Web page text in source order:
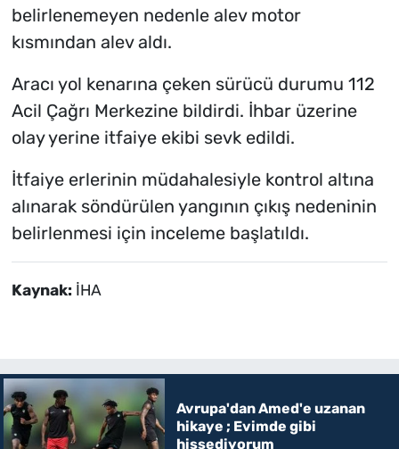
belirlenemeyen nedenle alev motor
kısmından alev aldı.
Aracı yol kenarına çeken sürücü durumu 112
Acil Çağrı Merkezine bildirdi. İhbar üzerine
olay yerine itfaiye ekibi sevk edildi.
İtfaiye erlerinin müdahalesiyle kontrol altına
alınarak söndürülen yangının çıkış nedeninin
belirlenmesi için inceleme başlatıldı.
Kaynak: İHA
Avrupa'dan Amed'e uzanan
hikaye ; Evimde gibi
hissediyorum